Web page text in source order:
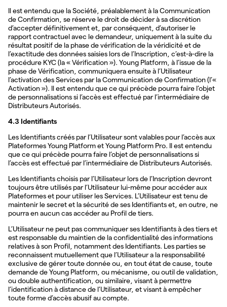
Il est entendu que la Société, préalablement à la Communication
de Confirmation, se réserve le droit de décider à sa discrétion
d’accepter définitivement et, par conséquent, d’autoriser le
rapport contractuel avec le demandeur, uniquement à la suite du
résultat positif de la phase de vérification de la véridicité et de
l’exactitude des données saisies lors de l’Inscription, c’est-à-dire la
procédure KYC (la « Vérification »). Young Platform, à l’issue de la
phase de Vérification, communiquera ensuite à l’Utilisateur
l’activation des Services par la Communication de Confirmation (l’«
Activation »). Il est entendu que ce qui précède pourra faire l’objet
de personnalisations si l’accès est effectué par l’intermédiaire de
Distributeurs Autorisés.
4.3 Identifiants
Les Identifiants créés par l’Utilisateur sont valables pour l’accès aux
Plateformes Young Platform et Young Platform Pro. Il est entendu
que ce qui précède pourra faire l’objet de personnalisations si
l’accès est effectué par l’intermédiaire de Distributeurs Autorisés.
Les Identifiants choisis par l’Utilisateur lors de l’Inscription devront
toujours être utilisés par l’Utilisateur lui-même pour accéder aux
Plateformes et pour utiliser les Services. L’Utilisateur est tenu de
maintenir le secret et la sécurité de ses Identifiants et, en outre, ne
pourra en aucun cas accéder au Profil de tiers.
L’Utilisateur ne peut pas communiquer ses Identifiants à des tiers et
est responsable du maintien de la confidentialité des informations
relatives à son Profil, notamment des Identifiants. Les parties se
reconnaissent mutuellement que l’Utilisateur a la responsabilité
exclusive de gérer toute donnée ou, en tout état de cause, toute
demande de Young Platform, ou mécanisme, ou outil de validation,
ou double authentification, ou similaire, visant à permettre
l’identification à distance de l’Utilisateur, et visant à empêcher
toute forme d’accès abusif au compte.